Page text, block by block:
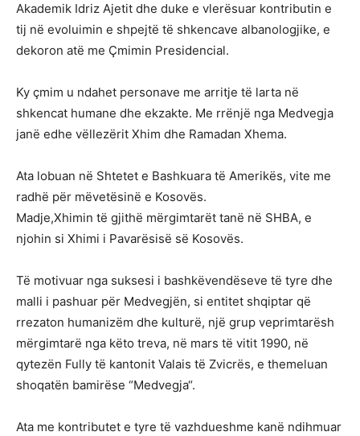
Akademik Idriz Ajetit dhe duke e vlerësuar kontributin e
tij në evoluimin e shpejtë të shkencave albanologjike, e
dekoron atë me Çmimin Presidencial.
Ky çmim u ndahet personave me arritje të larta në
shkencat humane dhe ekzakte. Me rrënjë nga Medvegja
janë edhe vëllezërit Xhim dhe Ramadan Xhema.
Ata lobuan në Shtetet e Bashkuara të Amerikës, vite me
radhë për mëvetësinë e Kosovës.
Madje,Xhimin të gjithë mërgimtarët tanë në SHBA, e
njohin si Xhimi i Pavarësisë së Kosovës.
Të motivuar nga suksesi i bashkëvendëseve të tyre dhe
malli i pashuar për Medvegjën, si entitet shqiptar që
rrezaton humanizëm dhe kulturë, një grup veprimtarësh
mërgimtarë nga këto treva, në mars të vitit 1990, në
qytezën Fully të kantonit Valais të Zvicrës, e themeluan
shoqatën bamirëse “Medvegja“.
Ata me kontributet e tyre të vazhdueshme kanë ndihmuar